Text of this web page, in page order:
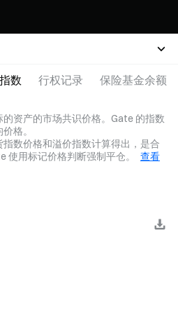
指数 行权记录 保险基金余额
资产的市场共识价格。Gate 的指数
格。
数价格和溢价指数计算得出，是合
使用标记价格判断强制平仓。
查看